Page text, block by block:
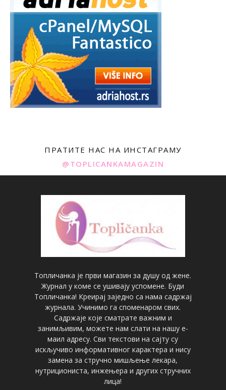
ПРАТИТЕ НАС НА ИНСТАГРАМУ
@TOPLICANKAMAGAZIN
Топличанка је први магазин за душу од жене.
Журнал у коме се ушивају успомене. Буди
Топличанка! Креирај заједно са нама садржај
журнала. Учинимо га споменаром свих.
Садржаје које сматрате важним и
занимљивим, можете нам слати на нашу е-
маил адресу. Сви текстови на сајту су
искључиво информативног карактера и нису
замена за стручно мишљење лекара,
нутрициониста, инжењера и других стручних
лица!